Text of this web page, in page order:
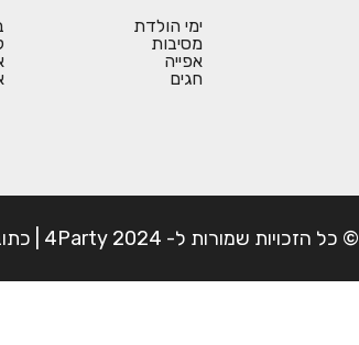
ימי הולדת
מסיבות
אפייה
חגים
© כל הזכויות שמורות ל- 4Party 2024 | כתובת: פארק התעשיה משמרות| טלפון: 054-7225898